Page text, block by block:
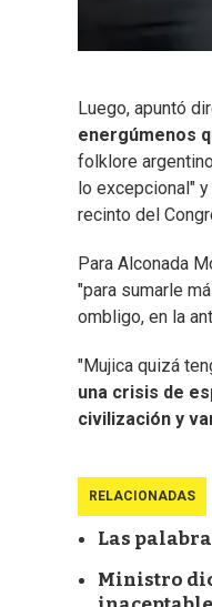
Luego, apuntó
energúmenos
folklore
lo excepcional"
recinto del
Para Alconada
"para sumarle
ombligo, en la
"Mujica quizá
una crisis de
civilización y
RELACIONADAS
Las
Ministro